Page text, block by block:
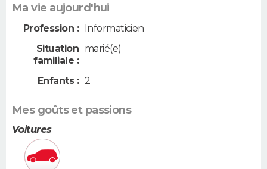
Ma vie aujourd'hui
Profession : Informaticien
Situation
familiale :
marié(e)
Enfants : 2
Mes goûts et passions
Voitures